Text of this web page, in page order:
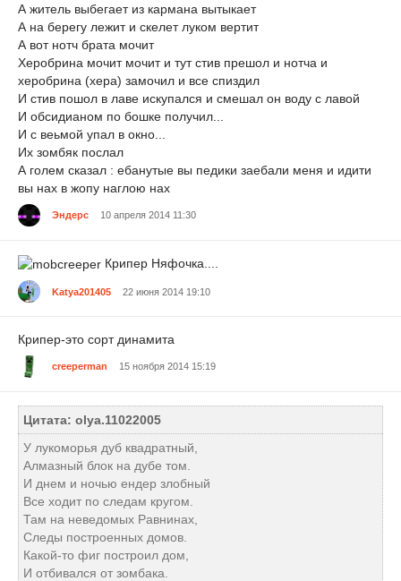
А житель выбегает из кармана вытыкает
А на берегу лежит и скелет луком вертит
А вот нотч брата мочит
Херобрина мочит мочит и тут стив прешол и нотча и
херобрина (хера) замочил и все спиздил
И стив пошол в лаве искупался и смешал он воду с лавой
И обсидианом по бошке получил...
И с веьмой упал в окно...
Их зомбяк послал
А голем сказал : ебанутые вы педики заебали меня и идити
вы нах в жопу наглою нах
Эндерс 10 апреля 2014 11:30
Крипер Няфочка....
Katya201405 22 июня 2014 19:10
Крипер-это сорт динамита
creeperman 15 ноября 2014 15:19
Цитата: olya.11022005
У лукоморья дуб квадратный,
Алмазный блок на дубе том.
И днем и ночью ендер злобный
Все ходит по следам кругом.
Там на неведомых Равнинах,
Следы построенных домов.
Какой-то фиг построил дом,
И отбивался от зомбака.